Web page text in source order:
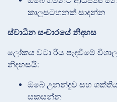
කාලසටහනක් සාදන්න
ස්වාධීන සංචාරයේ නිදහස
ලෝකය වටා රිය පැදවීමේ
නිදහසයි:
ඔබේ උනන්දුව සහ
සකසන්න